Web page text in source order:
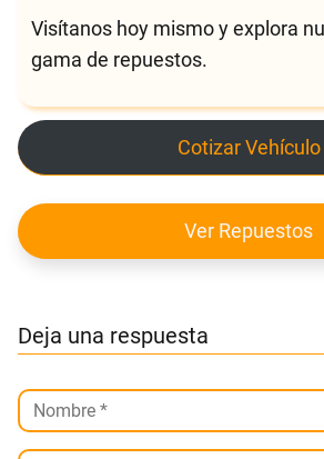
Visítanos hoy mismo y explora
gama de repuestos.
Cotizar Vehículo
Ver Repuestos
Deja una respuesta